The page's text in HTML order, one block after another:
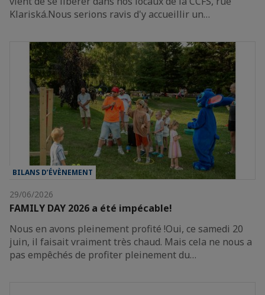
Klariská.Nous serions ravis d'y accueillir un…
BILANS D’ÉVÈNEMENT
29/06/2026
FAMILY DAY 2026 a été impécable!
Nous en avons pleinement profité !Oui, ce samedi 20
juin, il faisait vraiment très chaud. Mais cela ne nous a
pas empêchés de profiter pleinement du…